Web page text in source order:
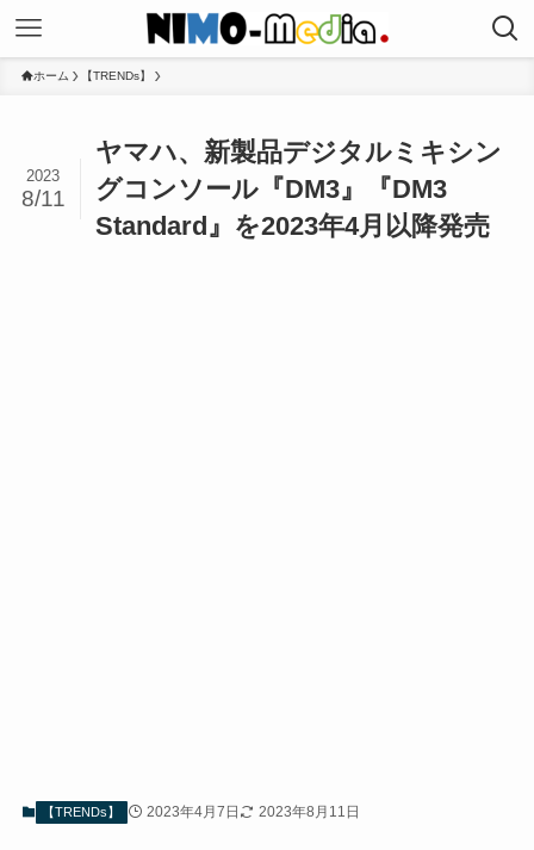
ホーム 【TRENDs】
ヤマハ、新製品デジタルミキシン
グコンソール『DM3』『DM3
Standard』を2023年4月以降発売
2023
8/11
【TRENDs】 2023年4月7日 2023年8月11日